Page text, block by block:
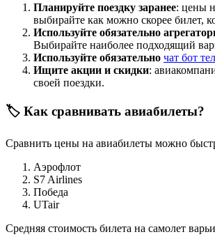
Планируйте поездку заранее: цены
выбирайте как можно скорее билет,
Используйте обязательно
Выбирайте наиболее подходящий
Используйте обязательно чат бот
Ищите акции и скидки:
своей поездки.
🏷️ Как сравнивать авиабилеты?
Сравнить цены на авиабилеты можно
Аэрофлот
S7 Airlines
Победа
UTair
Средняя стоимость билета на самолет